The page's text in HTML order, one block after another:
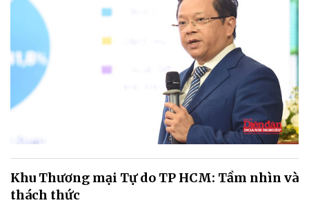
Khu Thương mại Tự do TP HCM: Tầm nhìn và
thách thức